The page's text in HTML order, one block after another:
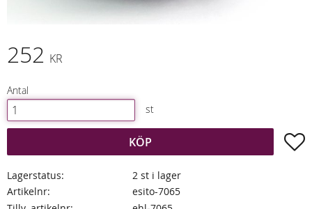
252 KR
Antal
st
KÖP
Lagerstatus
2 st i lager
Artikelnr
esito-7065